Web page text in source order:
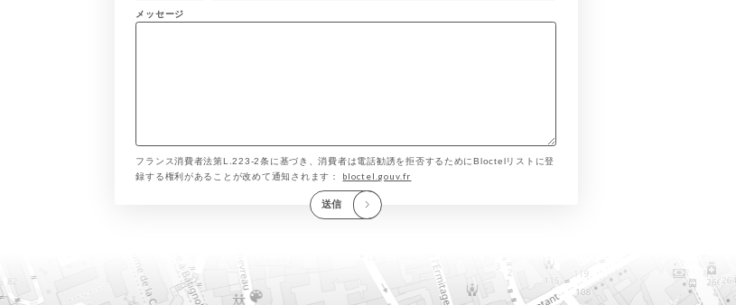
メッセージ
フランス消費者法第L.223-2条に基づき、消費者は電話勧誘を拒否するためにBloctelリストに登
録する権利があることが改めて通知されます： bloctel.gouv.fr
送信